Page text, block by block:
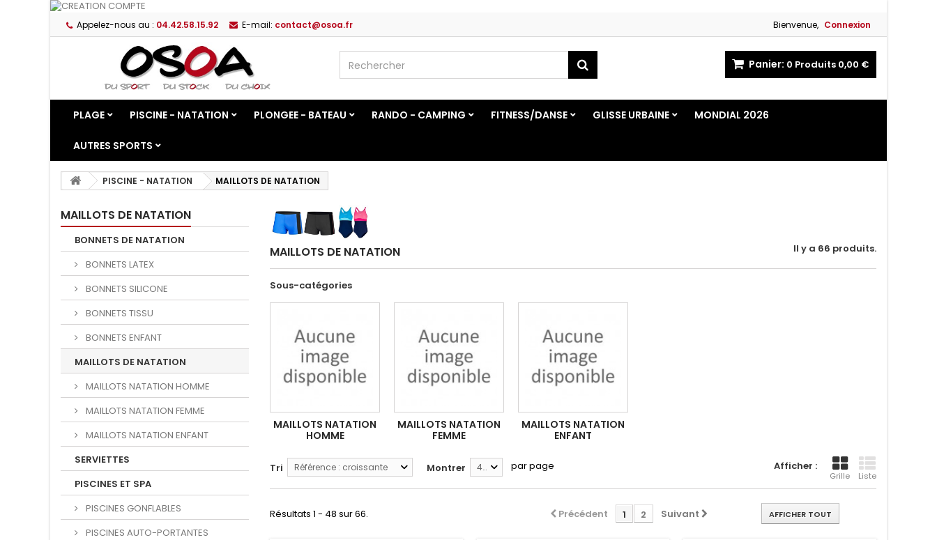
Bienvenue, Connexion
Appelez-nous au : 04.42.58.15.92 E-mail: contact@osoa.fr
Panier: 0 Produits 0,00 €
PLAGE PISCINE - NATATION PLONGEE - BATEAU RANDO - CAMPING FITNESS/DANSE GLISSE URBAINE MONDIAL 2026
AUTRES SPORTS
PISCINE - NATATION MAILLOTS DE NATATION
MAILLOTS DE NATATION
BONNETS DE NATATION
BONNETS LATEX
BONNETS SILICONE
BONNETS TISSU
BONNETS ENFANT
MAILLOTS DE NATATION
MAILLOTS NATATION HOMME
MAILLOTS NATATION FEMME
MAILLOTS NATATION ENFANT
SERVIETTES
PISCINES ET SPA
PISCINES GONFLABLES
PISCINES AUTO-PORTANTES
MAILLOTS DE NATATION Il y a 66 produits.
Sous-catégories
MAILLOTS NATATION
HOMME
MAILLOTS NATATION
FEMME
MAILLOTS NATATION
ENFANT
Afficher :
Grille Liste
Tri Référence : croissante Montrer 48 par page
AFFICHER TOUT
Précédent 1 2 Suivant
Résultats 1 - 48 sur 66.